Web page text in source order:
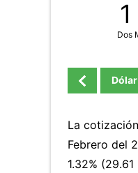
Dos
La
Febrero del
1.32%